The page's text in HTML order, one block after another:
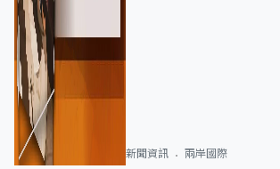
新聞資訊 兩岸國際